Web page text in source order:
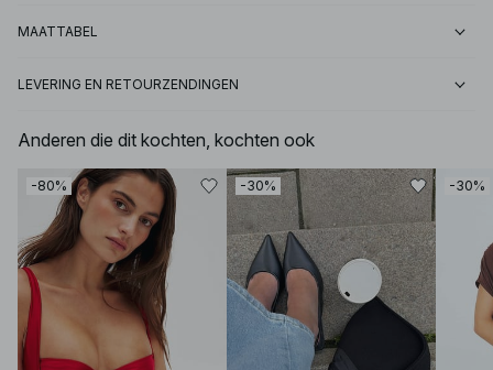
MAATTABEL
LEVERING EN RETOURZENDINGEN
Anderen die dit kochten, kochten ook
-80% -30% -30%